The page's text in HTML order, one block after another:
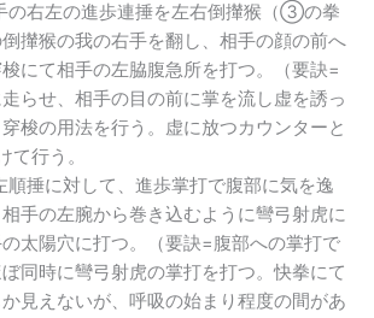
右左の進歩連捶を左右倒攆猴（③の拳
攆猴の我の右手を翻し、相手の顔の前へ
にて相手の左脇腹急所を打つ。（要訣=
らせ、相手の目の前に掌を流し虚を誘っ
梭の用法を行う。虚に放つカウンターと
て行う。
捶に対して、進歩掌打で腹部に気を逸
手の左腕から巻き込むように彎弓射虎に
太陽穴に打つ。（要訣=腹部への掌打で
同時に彎弓射虎の掌打を打つ。快拳にて
見えないが、呼吸の始まり程度の間があ